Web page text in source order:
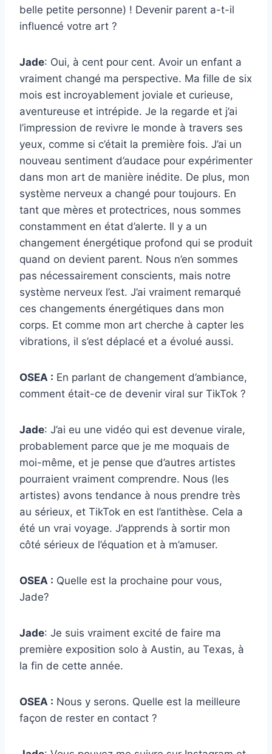
belle petite personne) ! Devenir parent a-t-il
influencé votre art ?
Jade: Oui, à cent pour cent. Avoir un enfant a
vraiment changé ma perspective. Ma fille de six
mois est incroyablement joviale et curieuse,
aventureuse et intrépide. Je la regarde et j’ai
l’impression de revivre le monde à travers ses
yeux, comme si c’était la première fois. J’ai un
nouveau sentiment d’audace pour expérimenter
dans mon art de manière inédite. De plus, mon
système nerveux a changé pour toujours. En
tant que mères et protectrices, nous sommes
constamment en état d’alerte. Il y a un
changement énergétique profond qui se produit
quand on devient parent. Nous n’en sommes
pas nécessairement conscients, mais notre
système nerveux l’est. J’ai vraiment remarqué
ces changements énergétiques dans mon
corps. Et comme mon art cherche à capter les
vibrations, il s’est déplacé et a évolué aussi.
OSEA : En parlant de changement d’ambiance,
comment était-ce de devenir viral sur TikTok ?
Jade: J’ai eu une vidéo qui est devenue virale,
probablement parce que je me moquais de
moi-même, et je pense que d’autres artistes
pourraient vraiment comprendre. Nous (les
artistes) avons tendance à nous prendre très
au sérieux, et TikTok en est l’antithèse. Cela a
été un vrai voyage. J’apprends à sortir mon
côté sérieux de l’équation et à m’amuser.
OSEA : Quelle est la prochaine pour vous,
Jade?
Jade: Je suis vraiment excité de faire ma
première exposition solo à Austin, au Texas, à
la fin de cette année.
OSEA : Nous y serons. Quelle est la meilleure
façon de rester en contact ?